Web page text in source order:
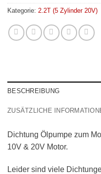
Kategorie: 2.2T (5 Zylinder 20V)
BESCHREIBUNG
ZUSÄTZLICHE
Dichtung Ölpumpe zum
10V & 20V Motor.
Leider sind viele